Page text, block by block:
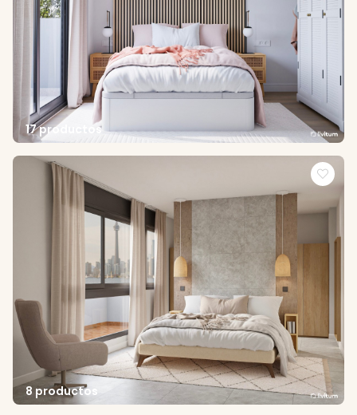
17 productos
8 productos